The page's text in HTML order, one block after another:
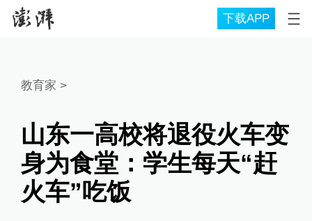
下载APP
教育家 >
山东一高校将退役火车变
身为食堂：学生每天“赶
火车”吃饭